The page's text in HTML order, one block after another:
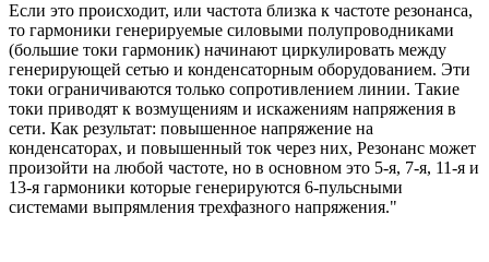
Если это происходит, или частота близка к частоте резонанса,
то гармоники генерируемые силовыми полупроводниками
(большие токи гармоник) начинают циркулировать между
генерирующей сетью и конденсаторным оборудованием. Эти
токи ограничиваются только сопротивлением линии. Такие
токи приводят к возмущениям и искажениям напряжения в
сети. Как результат: повышенное напряжение на
конденсаторах, и повышенный ток через них, Резонанс может
произойти на любой частоте, но в основном это 5-я, 7-я, 11-я и
13-я гармоники которые генерируются 6-пульсными
системами выпрямления трехфазного напряжения."